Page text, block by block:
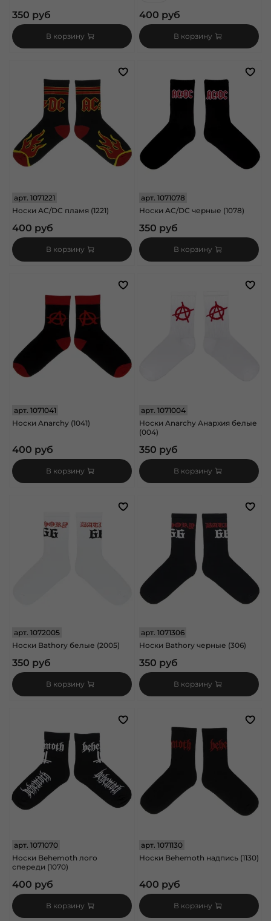
350 руб
В корзину
400 руб
В корзину
арт. 1071221
Носки AC/DC пламя (1221)
400 руб
В корзину
арт.1071078
Носки AC/DC черные (1078)
350 руб
В корзину
арт. 1071041
Носки Anarchy (1041)
400 руб
В корзину
арт.1071004
Носки Anarchy Анархия белые
(004)
350 руб
В корзину
арт. 1072005
Носки Bathory белые (2005)
350 руб
В корзину
арт.1071306
Носки Bathory черные (306)
350 руб
В корзину
арт. 1071070
Носки Behemoth лого
спереди (1070)
400 руб
В корзину
арт.1071130
Носки Behemoth надпись (1130)
400 руб
В корзину